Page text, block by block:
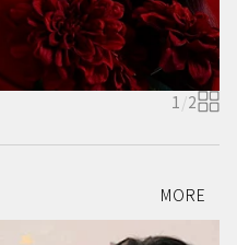
1/2
MORE